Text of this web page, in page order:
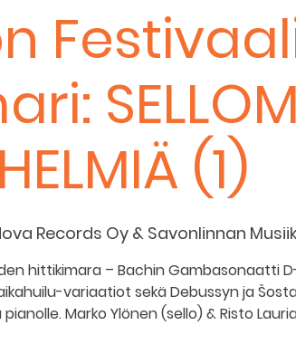
HELMIÄ (1)
Records Oy & Savonlinnan
hittikimara – Bachin Gambasonaatti
variaatiot sekä Debussyn ja